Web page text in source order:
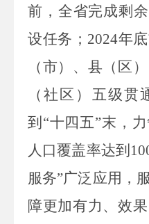
前，全省完成剩余
设任务； 2024年
（市）、县（区
（社区）五级贯
到“十四五”末，
人口覆盖率达到
服务”广泛应用，
障更加有力、效